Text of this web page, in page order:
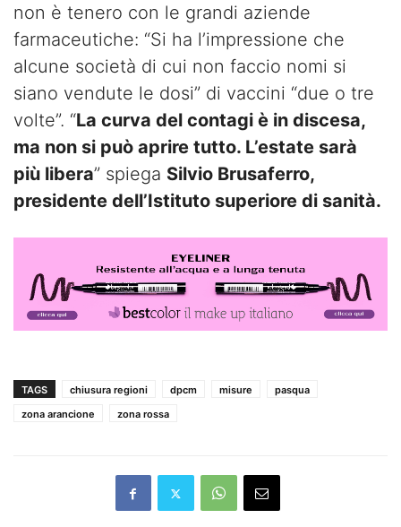
non è tenero con le grandi aziende
farmaceutiche: “Si ha l’impressione che
alcune società di cui non faccio nomi si
siano vendute le dosi” di vaccini “due o tre
volte”. “La curva del contagi è in discesa,
ma non si può aprire tutto. L’estate sarà
più libera” spiega Silvio Brusaferro,
presidente dell’Istituto superiore di sanità.
TAGS chiusura regioni dpcm misure
pasqua
zona arancione
zona rossa